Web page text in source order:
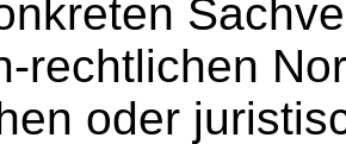
rechtlichen
oder